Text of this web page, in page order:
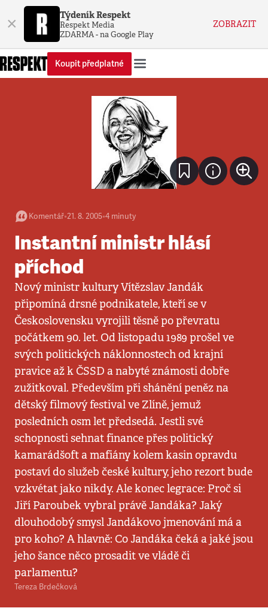
× Týdeník Respekt
Respekt Media
ZDARMA - na Google Play
ZOBRAZIT
Koupit předplatné
Komentář•21. 8. 2005•4 minuty
Instantní ministr hlásí
příchod
Nový ministr kultury Vítězslav Jandák
připomíná drsné podnikatele, kteří se v
Československu vyrojili těsně po převratu
počátkem 90. let. Od listopadu 1989 prošel ve
svých politických náklonnostech od krajní
pravice až k ČSSD a nabyté známosti dobře
zužitkoval. Především při shánění peněz na
dětský filmový festival ve Zlíně, jemuž
posledních osm let předsedá. Jestli své
schopnosti sehnat finance přes politický
kamarádšoft a mafiány kolem kasin opravdu
postaví do služeb české kultury, jeho rezort bude
vzkvétat jako nikdy. Ale konec legrace: Proč si
Jiří Paroubek vybral právě Jandáka? Jaký
dlouhodobý smysl Jandákovo jmenování má a
pro koho? A hlavně: Co Jandáka čeká a jaké jsou
jeho šance něco prosadit ve vládě či
parlamentu?
Tereza Brdečková